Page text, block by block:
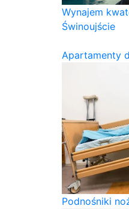
Wynajem
Świnoujście
Apartamenty
Podnośniki